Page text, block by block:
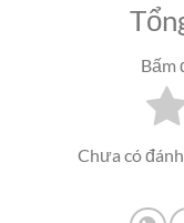
Bấm
Chưa có